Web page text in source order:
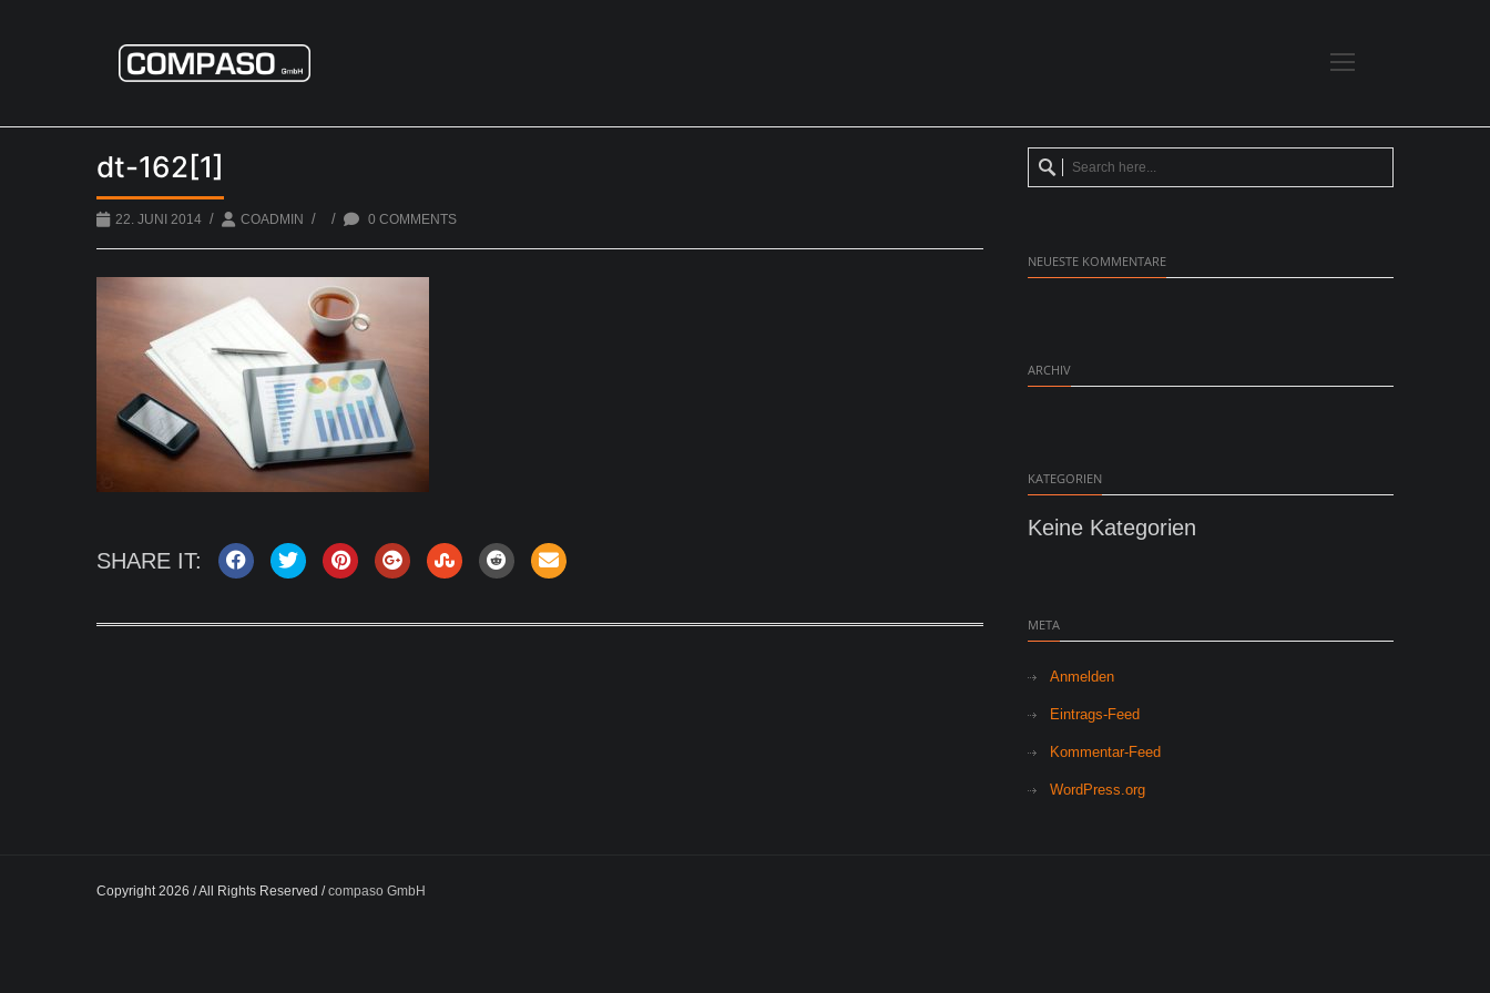
dt-162[1]
22. JUNI 2014 / COADMIN / / 0 COMMENTS
SHARE IT:
NEUESTE KOMMENTARE
ARCHIV
KATEGORIEN
Keine Kategorien
META
Anmelden
Eintrags-Feed
Kommentar-Feed
WordPress.org
Copyright 2026 / All Rights Reserved /compaso GmbH